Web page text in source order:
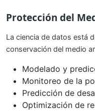
Protección del
La ciencia de datos está
conservación del medio
Modelado y
Monitoreo de la
Predicción de
Optimización de